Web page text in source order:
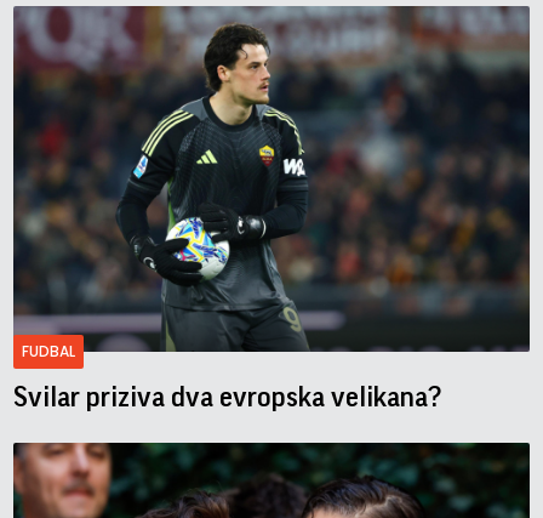
FUDBAL
Svilar priziva dva evropska velikana?